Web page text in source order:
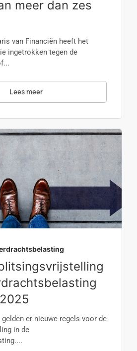
meer dan zes
van Financiën heeft het
ingetrokken tegen de
Lees meer
er nieuwe regels voor de
in de